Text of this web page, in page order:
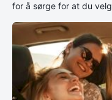
for å sørge for at du